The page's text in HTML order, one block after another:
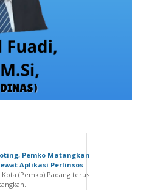
Pemko Matangkan
Aplikasi Perlinsos
(Pemko) Padang terus